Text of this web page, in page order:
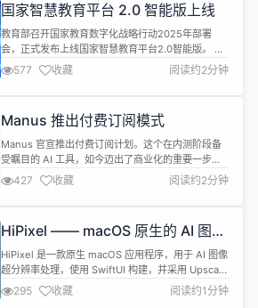
换成另一种语言。 比如，可以直接上传项目中的
Python文...
国家智慧教育平台 2.0 智能版上线
教育部召开国家教育数字化战略行动2025年部署
会，正式发布上线国家智慧教育平台2.0智能版。 国
家终身教育智慧教育平台完成首批智能化功能开发，
上线白泽智慧学伴、AI智能搜索、AI视频总结和AI视
频导航四大智能应用。国家终身教育智慧教育平台自
者提供多类型、多层次、多样态的优质学习资源和个
性化、智能化、便捷化...
577 收藏 阅读约2分钟
Manus 推出付费订阅模式
Manus 官宣推出付费订阅计划。这个在内测阶段备
受瞩目的 AI 工具，如今迈出了商业化的重要一步。
免费用户依然可以享受 1000 积分的基础额度，但使
用规则有了明确限制： 月度积分按订阅周期分配，用
完即止，不能结转到下个月。 免费积分不会过期，但
强大功能，包括更高算力、更长上下文支持和高峰期
优先访问。 Ma...
427 收藏 阅读约2分钟
HiPixel —— macOS 原生的 AI 图像
超分辨率工具
HiPixel 是一款原生 macOS 应用程序，用于 AI 图像
超分辨率处理，使用 SwiftUI 构建，并采用 Upscayl
的强大 AI 模型。 特性 原生 macOS 应用程序，使用
SwiftUI 界面 使用 AI 模型进行高质量图像放大 GPU
295 收藏 阅读约1分钟